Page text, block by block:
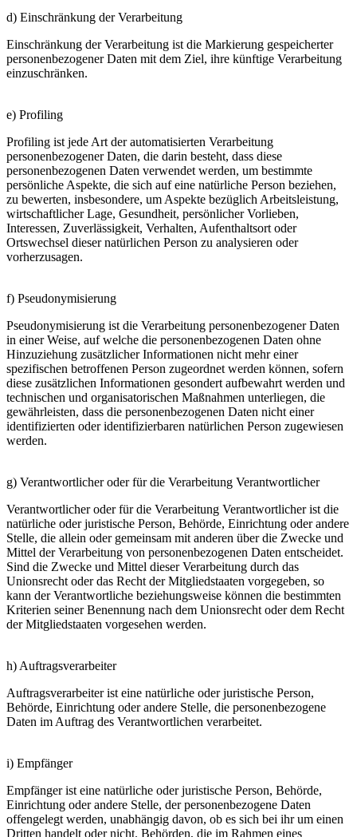
d) Einschränkung der Verarbeitung
Einschränkung der Verarbeitung ist die Markierung gespeicherter
personenbezogener Daten mit dem Ziel, ihre künftige Verarbeitung
einzuschränken.
e) Profiling
Profiling ist jede Art der automatisierten Verarbeitung
personenbezogener Daten, die darin besteht, dass diese
personenbezogenen Daten verwendet werden, um bestimmte
persönliche Aspekte, die sich auf eine natürliche Person beziehen,
zu bewerten, insbesondere, um Aspekte bezüglich Arbeitsleistung,
wirtschaftlicher Lage, Gesundheit, persönlicher Vorlieben,
Interessen, Zuverlässigkeit, Verhalten, Aufenthaltsort oder
Ortswechsel dieser natürlichen Person zu analysieren oder
vorherzusagen.
f) Pseudonymisierung
Pseudonymisierung ist die Verarbeitung personenbezogener Daten
in einer Weise, auf welche die personenbezogenen Daten ohne
Hinzuziehung zusätzlicher Informationen nicht mehr einer
spezifischen betroffenen Person zugeordnet werden können, sofern
diese zusätzlichen Informationen gesondert aufbewahrt werden und
technischen und organisatorischen Maßnahmen unterliegen, die
gewährleisten, dass die personenbezogenen Daten nicht einer
identifizierten oder identifizierbaren natürlichen Person zugewiesen
werden.
g) Verantwortlicher oder für die Verarbeitung Verantwortlicher
Verantwortlicher oder für die Verarbeitung Verantwortlicher ist die
natürliche oder juristische Person, Behörde, Einrichtung oder andere
Stelle, die allein oder gemeinsam mit anderen über die Zwecke und
Mittel der Verarbeitung von personenbezogenen Daten entscheidet.
Sind die Zwecke und Mittel dieser Verarbeitung durch das
Unionsrecht oder das Recht der Mitgliedstaaten vorgegeben, so
kann der Verantwortliche beziehungsweise können die bestimmten
Kriterien seiner Benennung nach dem Unionsrecht oder dem Recht
der Mitgliedstaaten vorgesehen werden.
h) Auftragsverarbeiter
Auftragsverarbeiter ist eine natürliche oder juristische Person,
Behörde, Einrichtung oder andere Stelle, die personenbezogene
Daten im Auftrag des Verantwortlichen verarbeitet.
i) Empfänger
Empfänger ist eine natürliche oder juristische Person, Behörde,
Einrichtung oder andere Stelle, der personenbezogene Daten
offengelegt werden, unabhängig davon, ob es sich bei ihr um einen
Dritten handelt oder nicht. Behörden, die im Rahmen eines